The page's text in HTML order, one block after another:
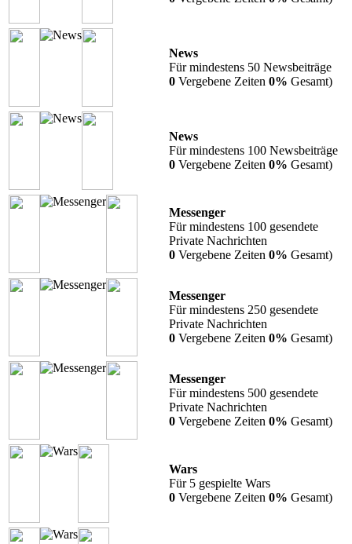
News
Für mindestens 50 Newsbeiträge
0 Vergebene Zeiten 0% Gesamt)
News
Für mindestens 100 Newsbeiträge
0 Vergebene Zeiten 0% Gesamt)
Messenger
Für mindestens 100 gesendete
Private Nachrichten
0 Vergebene Zeiten 0% Gesamt)
Messenger
Für mindestens 250 gesendete
Private Nachrichten
0 Vergebene Zeiten 0% Gesamt)
Messenger
Für mindestens 500 gesendete
Private Nachrichten
0 Vergebene Zeiten 0% Gesamt)
Wars
Für 5 gespielte Wars
0 Vergebene Zeiten 0% Gesamt)